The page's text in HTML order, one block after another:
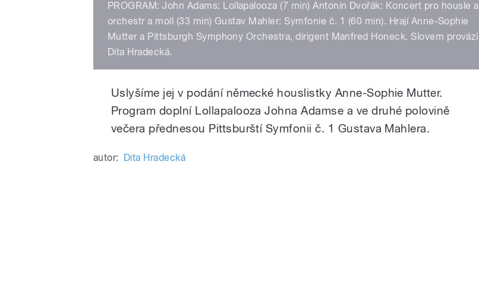
PROGRAM: John Adams: Lollapalooza (7 min) Antonín Dvořák: Koncert pro housle a
orchestr a moll (33 min) Gustav Mahler: Symfonie č. 1 (60 min). Hrají Anne-Sophie
Mutter a Pittsburgh Symphony Orchestra, dirigent Manfred Honeck. Slovem provází
Dita Hradecká.
Uslyšíme jej v podání německé houslistky Anne-Sophie Mutter.
Program doplní Lollapalooza Johna Adamse a ve druhé polovině
večera přednesou Pittsburští Symfonii č. 1 Gustava Mahlera.
autor: Dita Hradecká